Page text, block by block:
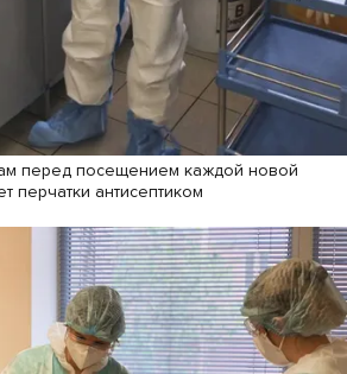
перед посещением каждой новой
перчатки антисептиком